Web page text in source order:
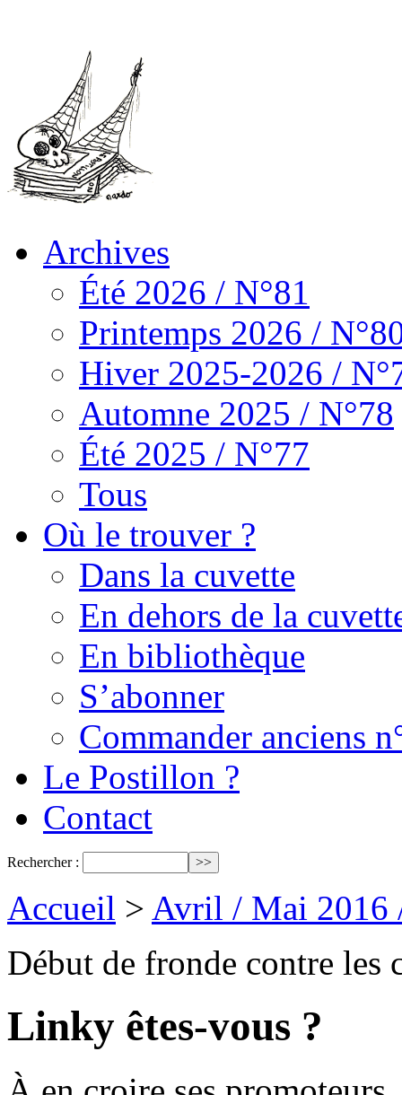
Archives
Été 2026 / N°81
Printemps 2026 /
Hiver 2025-2026 /
Automne 2025 / N°78
Été 2025 / N°77
Tous
Où le trouver ?
Dans la cuvette
En dehors de la
En bibliothèque
S’abonner
Commander anciens
Le Postillon ?
Contact
Rechercher :
Accueil > Avril / Mai 2016
Début de fronde contre les
Linky êtes-vous ?